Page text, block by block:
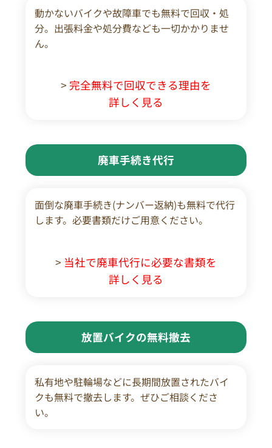
動かないバイクや故障車でも無料で回収・処
分。出張料金や処分費なども一切かかりませ
ん。
> 完全無料で回収できる理由を
詳しく見る
廃車手続き代行
面倒な廃車手続き(ナンバー返納)も無料で代行
します。必要書類だけご用意ください。
> 当社で廃車代行に必要な書類を
詳しく見る
放置バイクの無料撤去
私有地や駐輪場などに長期間放置されたバイ
クも無料で撤去します。ぜひご相談くださ
い。